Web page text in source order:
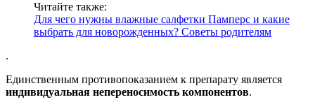
Читайте также:
Для чего нужны влажные салфетки Памперс и какие
выбрать для новорожденных? Советы родителям
.
Единственным противопоказанием к препарату является
индивидуальная непереносимость компонентов.